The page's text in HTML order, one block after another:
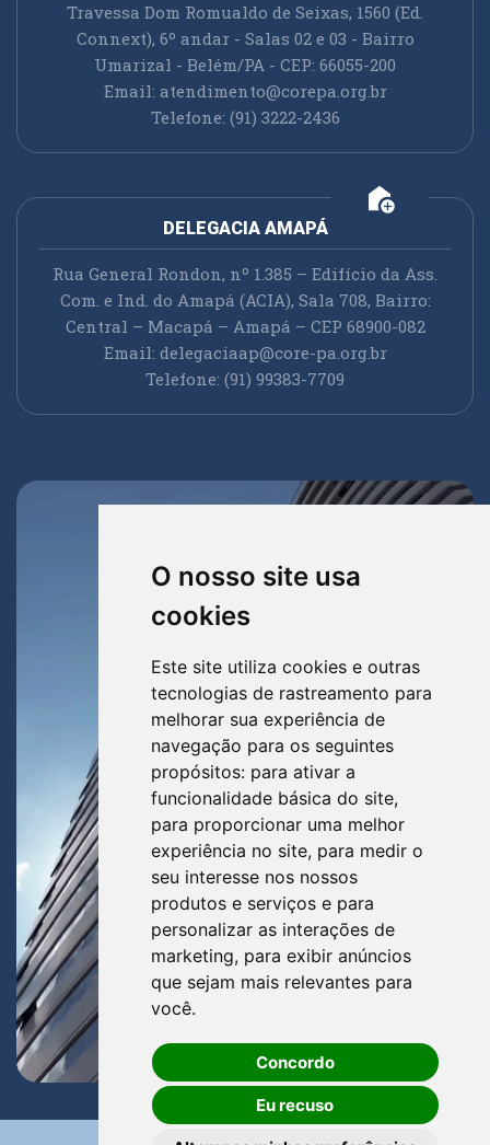
O nosso site usa
cookies
Este site utiliza cookies e outras
tecnologias de rastreamento para
melhorar sua experiência de
navegação para os seguintes
propósitos: para ativar a
funcionalidade básica do site,
para proporcionar uma melhor
experiência no site, para medir o
seu interesse nos nossos
produtos e serviços e para
personalizar as interações de
marketing, para exibir anúncios
que sejam mais relevantes para
você.
Concordo
Eu recuso
Travessa Dom Romualdo de Seixas, 1560 (Ed.
Connext), 6º andar - Salas 02 e 03 - Bairro
Umarizal - Belém/PA - CEP: 66055-200
Email: atendimento@corepa.org.br
Telefone: (91) 3222-2436
add_home
DELEGACIA AMAPÁ
Rua General Rondon, nº 1.385 – Edifício da Ass.
Com. e Ind. do Amapá (ACIA), Sala 708, Bairro:
Central – Macapá – Amapá – CEP 68900-082
Email: delegaciaap@core-pa.org.br
Telefone: (91) 99383-7709